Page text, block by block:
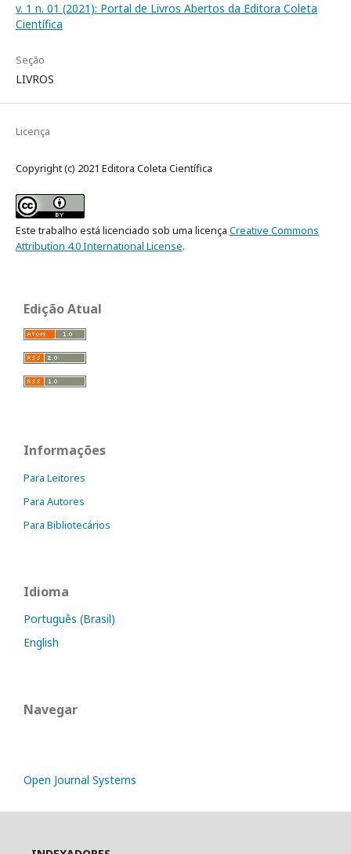
v. 1 n. 01 (2021): Portal de Livros Abertos da Editora Coleta
Científica
Seção
LIVROS
Licença
Copyright (c) 2021 Editora Coleta Científica
Este trabalho está licenciado sob uma licença Creative Commons
Attribution 4.0 International License.
Edição Atual
Informações
Para Leitores
Para Autores
Para Bibliotecários
Idioma
Português (Brasil)
English
Navegar
Open Journal Systems